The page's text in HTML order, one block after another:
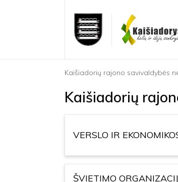
Kaišiadorių rajono savivaldybės
Kaišiadorių
VERSLO IR
ŠVIETIMO